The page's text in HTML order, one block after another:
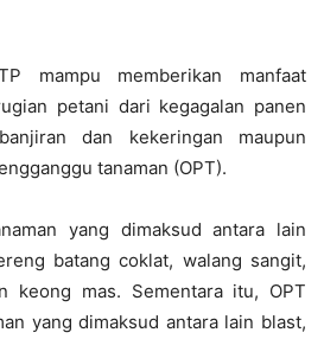
mampu memberikan manfaat
petani dari kegagalan panen
dan kekeringan maupun
tanaman (OPT).
yang dimaksud antara lain
batang coklat, walang sangit,
keong mas. Sementara itu, OPT
yang dimaksud antara lain blast,